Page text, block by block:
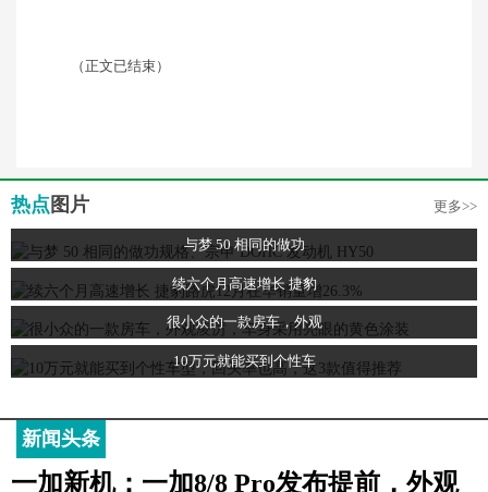
（正文已结束）
热点 图片 更多>>
与梦 50 相同的做功
续六个月高速增长 捷豹
很小众的一款房车，外观
10万元就能买到个性车
新闻头条
一加新机：一加8/8 Pro发布提前，外观